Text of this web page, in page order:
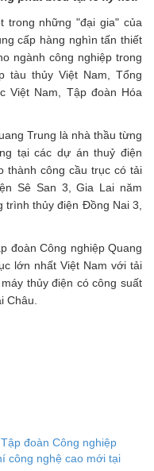
trong những "đại gia" của
cấp hàng nghìn tấn thiết
ngành công nghiệp trong
tàu thủy Việt Nam, Tổng
Việt Nam, Tập đoàn Hóa
Trung là nhà thầu từng
tại các dự án thuỷ điện
thành công cầu trục có tải
Sê San 3, Gia Lai năm
trình thủy điện Đồng Nai 3,
đoàn Công nghiệp Quang
lớn nhất Việt Nam với tải
thủy điện có công suất
Châu.